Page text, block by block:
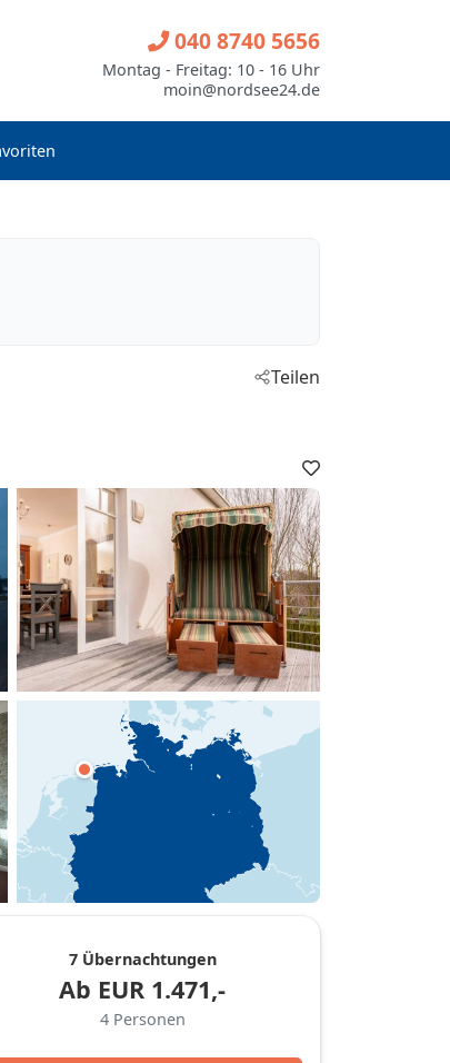
040 8740 5656
Montag - Freitag: 10 - 16 Uhr
moin@nordsee24.de
Teilen
7 Übernachtungen
Ab EUR 1.471,-
4 Personen